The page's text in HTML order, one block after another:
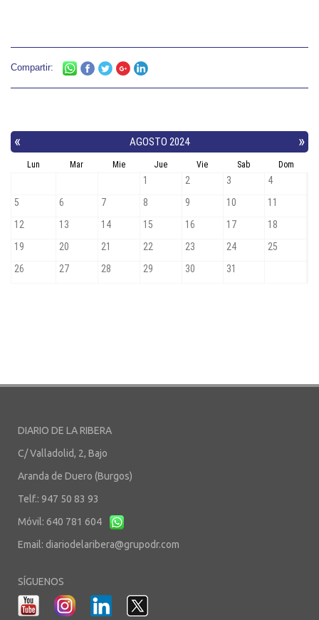
Compartir:
DIARIO DE LA RIBERA
C/ Valladolid, 2, Bajo
Aranda de Duero (Burgos)
Telf.: 947 50 83 93
Móvil: 640 781 604
Email: diariodelaribera@grupodr.com
SÍGUENOS